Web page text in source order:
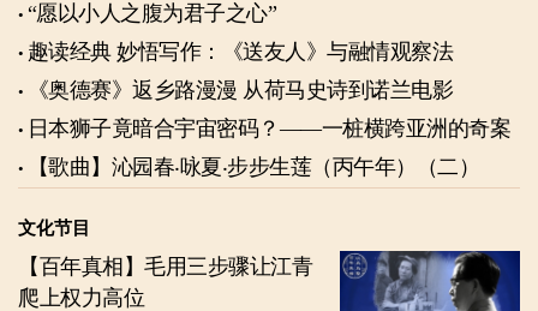
“愿以小人之腹为君子之心”
趣读经典 妙悟写作：《送友人》与融情观察法
《奥德赛》返乡路漫漫 从荷马史诗到诺兰电影
日本狮子竟暗合宇宙密码？——一桩横跨亚洲的奇案
【歌曲】沁园春‧咏夏‧步步生莲（丙午年）（二）
文化节目
【百年真相】毛用三步骤让江青
爬上权力高位